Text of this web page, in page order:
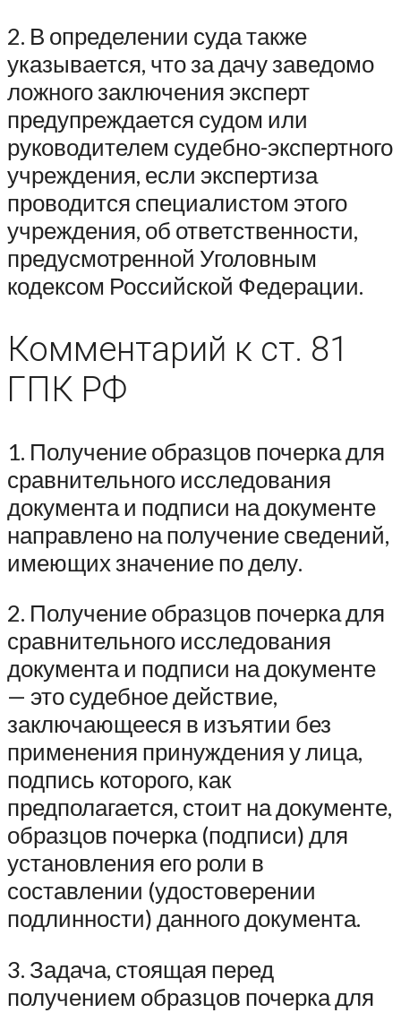
2. В определении суда также
указывается, что за дачу заведомо
ложного заключения эксперт
предупреждается судом или
руководителем судебно-экспертного
учреждения, если экспертиза
проводится специалистом этого
учреждения, об ответственности,
предусмотренной Уголовным
кодексом Российской Федерации.
Комментарий к ст. 81
ГПК РФ
1. Получение образцов почерка для
сравнительного исследования
документа и подписи на документе
направлено на получение сведений,
имеющих значение по делу.
2. Получение образцов почерка для
сравнительного исследования
документа и подписи на документе
— это судебное действие,
заключающееся в изъятии без
применения принуждения у лица,
подпись которого, как
предполагается, стоит на документе,
образцов почерка (подписи) для
установления его роли в
составлении (удостоверении
подлинности) данного документа.
3. Задача, стоящая перед
получением образцов почерка для